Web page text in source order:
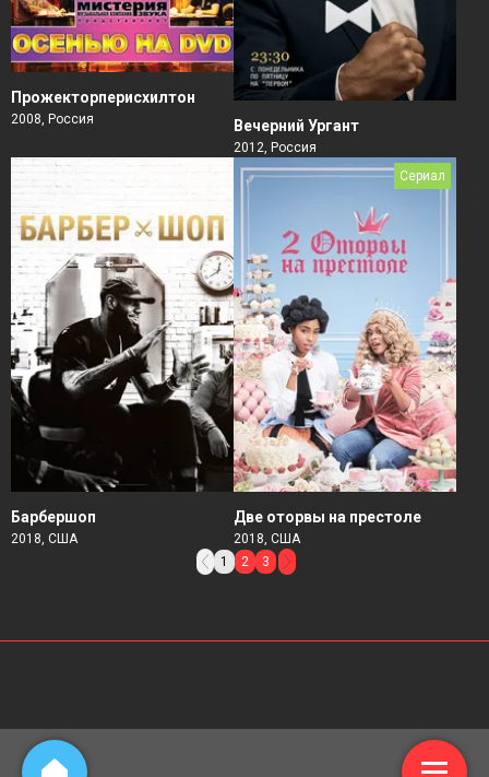
Прожекторперисхилтон
2008, Россия Вечерний Ургант
2012, Россия
Барбершоп
2018, США
Сериал
Две оторвы на престоле
2018, США
1
2 3